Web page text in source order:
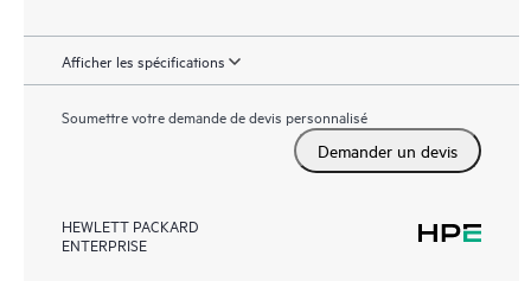
Afficher les spécifications
Soumettre votre demande de devis personnalisé
Demander un devis
HEWLETT PACKARD
ENTERPRISE